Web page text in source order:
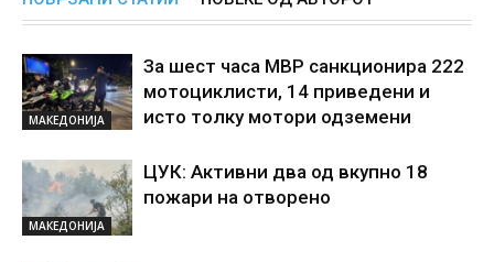
МАКЕДОНИЈА
За шест часа МВР санкционира 222
мотоциклисти, 14 приведени и
исто толку мотори одземени
МАКЕДОНИЈА
ЦУК: Активни два од вкупно 18
пожари на отворено